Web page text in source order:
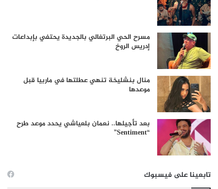
مسرح الحي البرتغالي بالجديدة يحتفي بإبداعات
إدريس الروخ
منال بنشليخة تنهي عطلتها في ماربيا قبل
موعدها
بعد تأجيلها.. نعمان بلعياشي يحدد موعد طرح
“Sentiment”
تابعينا على فيسبوك